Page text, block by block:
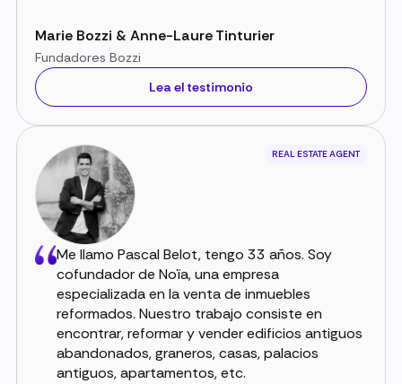
Marie Bozzi & Anne-Laure Tinturier
Fundadores Bozzi
Lea el testimonio
REAL ESTATE AGENT
Me llamo Pascal Belot, tengo 33 años. Soy
cofundador de Noïa, una empresa
especializada en la venta de inmuebles
reformados. Nuestro trabajo consiste en
encontrar, reformar y vender edificios antiguos
abandonados, graneros, casas, palacios
antiguos, apartamentos, etc.